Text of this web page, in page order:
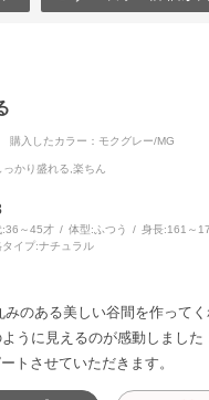
購入したカラー：モクグレー/MG
かり盛れる,楽ちん
:36～45才 体型: ふつう 身長:161～
タイプ:ナチュラル
みのある美しい谷間を作って
うに見えるのが感動しました
トさせていただきます。